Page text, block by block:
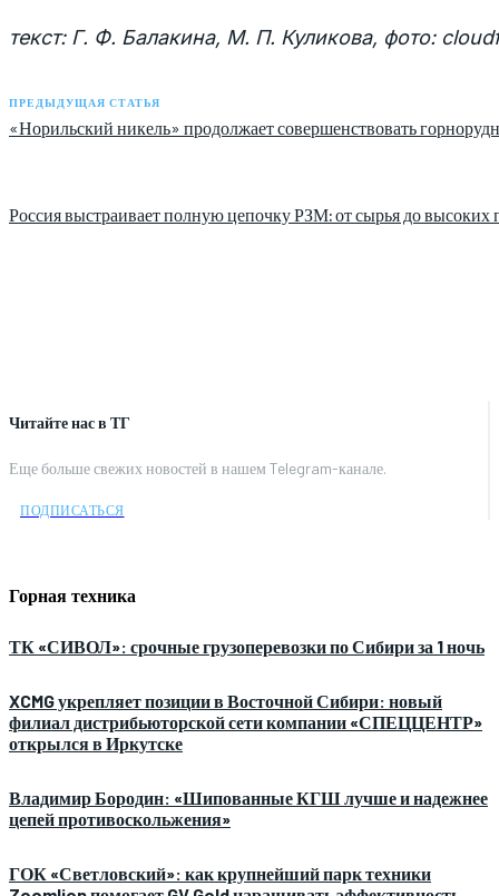
Читайте нас в ТГ
Еще больше свежих новостей в нашем Telegram-канале.
ПОДПИСАТЬСЯ
Горная техника
ТК «СИВОЛ»: срочные грузоперевозки по Сибири за 1 ночь
XCMG укрепляет позиции в Восточной Сибири: новый
филиал дистрибьюторской сети компании «СПЕЦЦЕНТР»
открылся в Иркутске
Владимир Бородин: «Шипованные КГШ лучше и надежнее
цепей противоскольжения»
ГОК «Светловский»: как крупнейший парк техники
текст: Г. Ф. Балакина, М. П. Куликова, фото:
ПРЕДЫДУЩАЯ СТАТЬЯ
«Норильский никель» продолжает совершенствовать
Россия выстраивает полную цепочку РЗМ: от сырья до высоких